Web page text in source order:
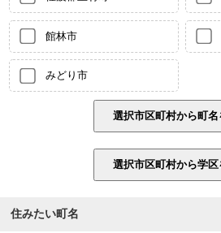
館林市
みどり市
住みたい町名